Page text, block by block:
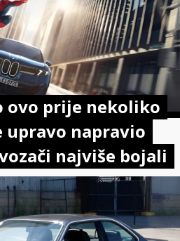
ovo prije nekoliko
upravo napravio
najviše bojali